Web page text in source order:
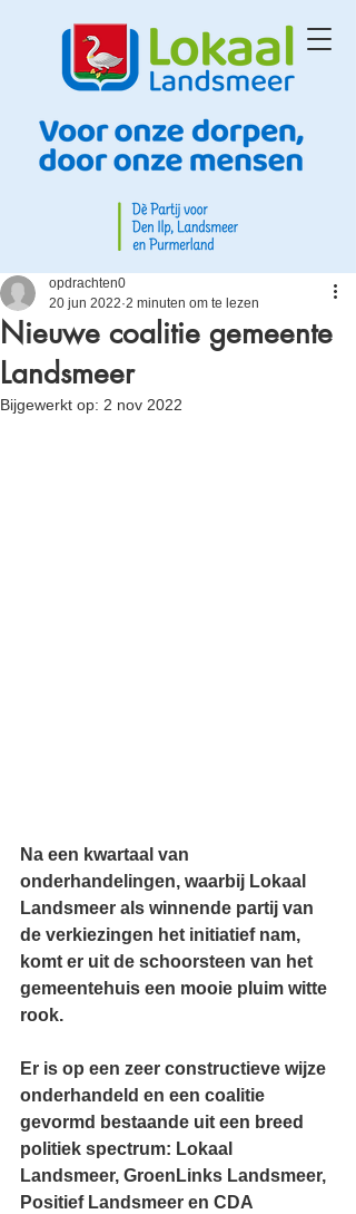
Nieuwe coalitie gemeente
Landsmeer
opdrachten0
20 jun 2022 2 minuten om te lezen
Bijgewerkt op: 2 nov 2022
Na een kwartaal van
onderhandelingen, waarbij Lokaal
Landsmeer als winnende partij van
de verkiezingen het initiatief nam,
komt er uit de schoorsteen van het
gemeentehuis een mooie pluim witte
rook.
Er is op een zeer constructieve wijze
onderhandeld en een coalitie
gevormd bestaande uit een breed
politiek spectrum: Lokaal
Landsmeer, GroenLinks Landsmeer,
Positief Landsmeer en CDA